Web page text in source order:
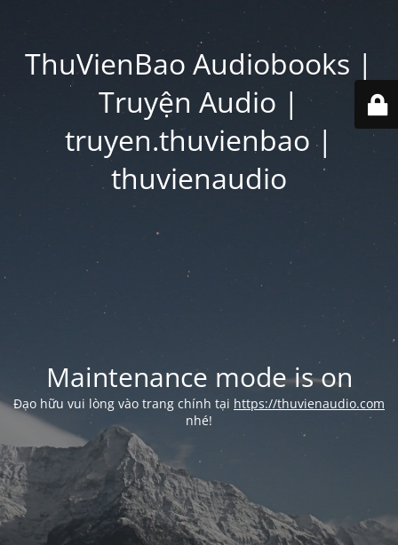
ThuVienBao Audiobooks |
Truyện Audio |
truyen.thuvienbao |
thuvienaudio
Maintenance mode is on
Đạo hữu vui lòng vào trang chính tại https://thuvienaudio.com
nhé!